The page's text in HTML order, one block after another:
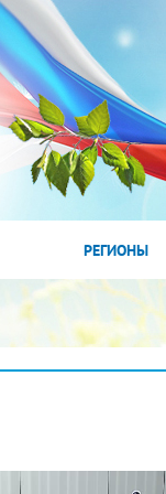
РЕГИОНЫ